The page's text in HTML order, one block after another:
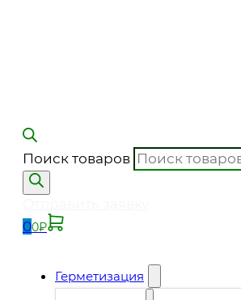
Поиск товаров
00₽
Герметизация